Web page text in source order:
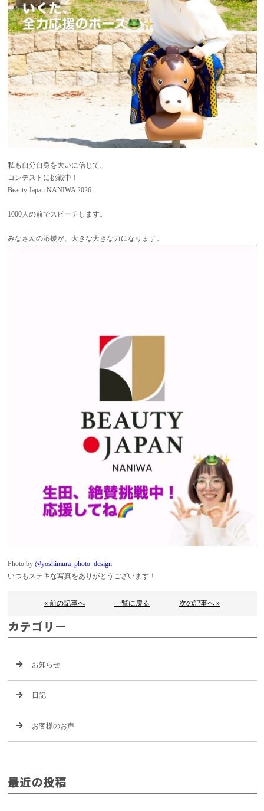
私も自分自身を大いに信じて、
コンテストに挑戦中！
Beauty Japan NANIWA 2026
1000人の前でスピーチします。
みなさんの応援が、大きな大きな力になります。
Photo by @yoshimura_photo_design
いつもステキな写真をありがとうございます！
« 前の記事へ 一覧に戻る 次の記事へ »
カテゴリー
お知らせ
日記
お客様のお声
最近の投稿